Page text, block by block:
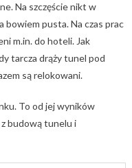
Na szczęście nikt w
bowiem pusta. Na czas prac
m.in. do hoteli. Jak
tarcza drąży tunel pod
są relokowani.
To od jej wyników
z budową tunelu i